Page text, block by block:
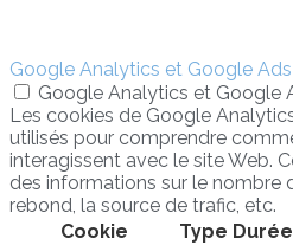
Google Analytics et Google Ads
Google Analytics et Google
Les cookies de Google
utilisés pour comprendre
interagissent avec le site Web.
des informations sur le nombre
rebond, la source de trafic, etc.
Cookie
Type Durée